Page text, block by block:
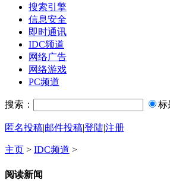
搜索引擎
信息安全
即时通讯
IDC频道
网络广告
网络游戏
PC频道
搜索： 标
匿名投稿|邮件投稿|登陆|注册
主页 > IDC频道 >
阅读新闻